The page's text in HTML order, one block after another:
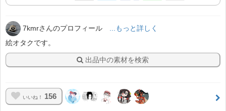
7kmrさんのプロフィール
...もっと詳しく
絵オタクです。
出品中の素材を検索
いいね！ 156